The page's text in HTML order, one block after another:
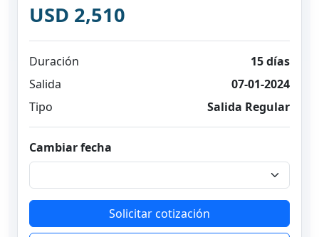
USD 2,510
Duración
15 días
Salida
07-01-2024
Tipo
Salida Regular
Cambiar fecha
Solicitar cotización